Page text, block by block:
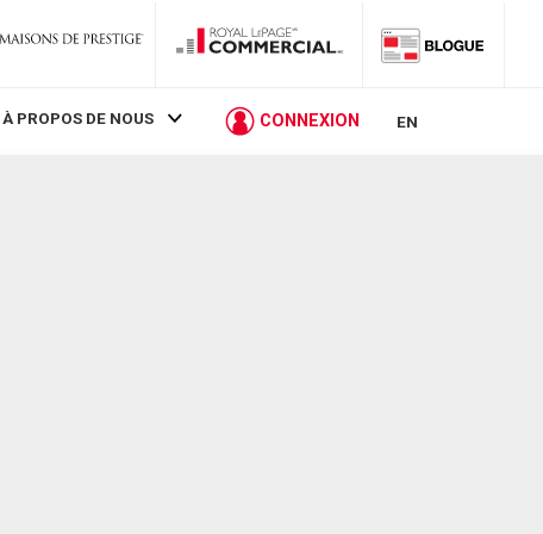
À PROPOS DE NOUS CONNEXION EN